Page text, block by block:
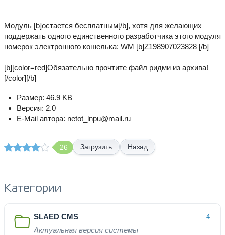
Модуль [b]остается бесплатным[/b], хотя для желающих
поддержать одного единственного разработчика этого модуля
номерок электронного кошелька: WM [b]Z198907023828 [/b]
[b][color=red]Обязательно прочтите файл ридми из архива!
[/color][/b]
Размер: 46.9 KB
Версия: 2.0
E-Mail автора: netot_lnpu@mail.ru
26 Назад
Категории
SLAED CMS 4
Актуальная версия системы